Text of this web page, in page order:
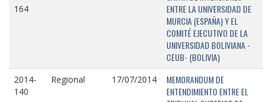
164
ENTRE LA UNIVERSIDAD DE
MURCIA (ESPAÑA) Y EL
COMITÉ EJECUTIVO DE LA
UNIVERSIDAD BOLIVIANA -
CEUB- (BOLIVIA)
2014-
140
Regional 17/07/2014
MEMORANDUM DE
ENTENDIMIENTO ENTRE EL